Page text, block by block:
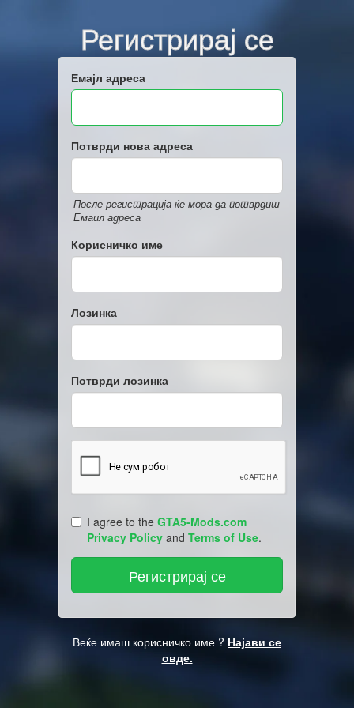
Регистрирај се
Емајл адреса
Потврди нова адреса
После регистрација ќе мора да потврдиш
Емаил адреса
Корисничко име
Лозинка
Потврди лозинка
I agree to the GTA5-Mods.com
Privacy Policy and Terms of Use.
Веќе имаш корисничко име ? Најави се
овде.